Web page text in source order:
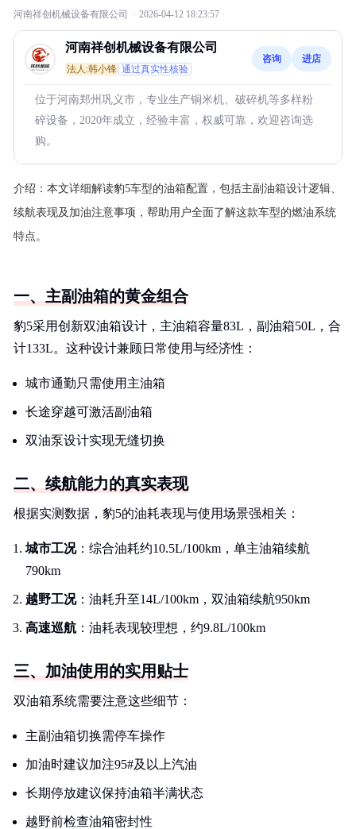
河南祥创机械设备有限公司 · 2026-04-12 18:23:57
河南祥创机械设备有限公司
法人:韩小锋 通过真实性核验
咨询 进店
位于河南郑州巩义市，专业生产铜米机、破碎机等多样粉
碎设备，2020年成立，经验丰富，权威可靠，欢迎咨询选
购。
介绍： 本文详细解读豹5车型的油箱配置，包括主副油箱设计逻辑、
续航表现及加油注意事项，帮助用户全面了解这款车型的燃油系统
特点。
一、主副油箱的黄金组合
豹5采用创新双油箱设计，主油箱容量83L，副油箱50L，合
计133L。这种设计兼顾日常使用与经济性：
城市通勤只需使用主油箱
长途穿越可激活副油箱
双油泵设计实现无缝切换
二、续航能力的真实表现
根据实测数据，豹5的油耗表现与使用场景强相关：
城市工况：综合油耗约10.5L/100km，单主油箱续航
790km
越野工况：油耗升至14L/100km，双油箱续航950km
高速巡航 ：油耗表现较理想，约9.8L/100km
三、加油使用的实用贴士
双油箱系统需要注意这些细节：
主副油箱切换需停车操作
加油时建议加注95#及以上汽油
长期停放建议保持油箱半满状态
越野前检查油箱密封性